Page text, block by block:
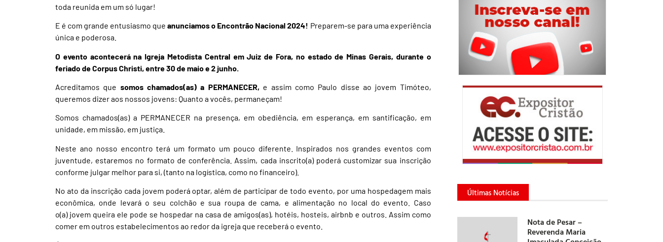
toda reunida em um só lugar!
E é com grande entusiasmo queanunciamos o Encontrão Nacional 2024! Preparem-se para uma experiência
única e poderosa.
O evento acontecerá na Igreja Metodista Central em Juiz de Fora, no estado de Minas Gerais, durante o
feriado de Corpus Christi, entre 30 de maio e 2 junho.
Acreditamos que somos chamados(as) a PERMANECER, e assim como Paulo disse ao jovem Timóteo,
queremos dizer aos nossos jovens: Quanto a vocês, permaneçam!
Somos chamados(as) a PERMANECER na presença, em obediência, em esperança, em santificação, em
unidade, em missão, em justiça.
Neste ano nosso encontro terá um formato um pouco diferente. Inspirados nos grandes eventos com
juventude, estaremos no formato de conferência. Assim, cada inscrito(a) poderá customizar sua inscrição
conforme julgar melhor para si, (tanto na logística, como no financeiro).
No ato da inscrição cada jovem poderá optar, além de participar de todo evento, por uma hospedagem mais
econômica, onde levará o seu colchão e sua roupa de cama, e alimentação no local do evento. Caso
o(a) jovem queira ele pode se hospedar na casa de amigos(as), hotéis, hosteis, airbnb e outros. Assim como
comer em outros estabelecimentos ao redor da igreja que receberá o evento.
Últimas Notícias
Nota de Pesar –
Reverenda Maria